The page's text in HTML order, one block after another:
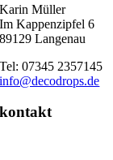
Karin Müller
Im Kappenzipfel 6
89129 Langenau
Tel: 07345 2357145
info@decodrops.de
kontakt